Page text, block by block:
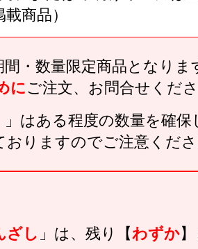
商品）
間・数量限定商品となり
にご注文、お問合せくださ
はある程度の数量を確
おりますのでご注意くださ
ざし 」は、残り【わずか